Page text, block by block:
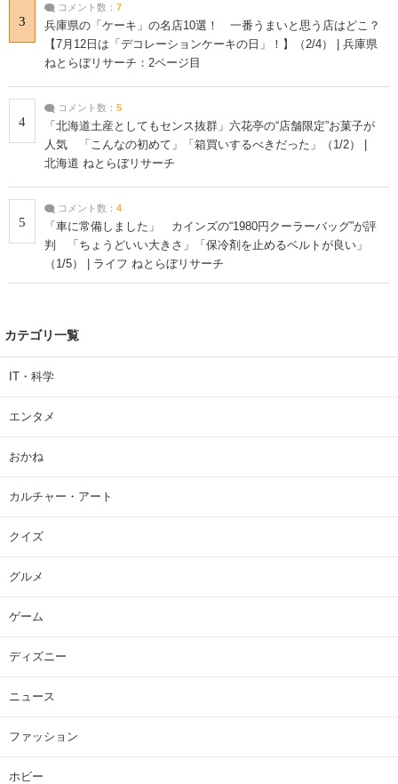
3
コメント数： 7
兵庫県の「ケーキ」の名店10選！ 一番うまいと思う店はどこ？
【7月12日は「デコレーションケーキの日」！】（2/4） | 兵庫県
ねとらぼリサーチ：2ページ目
4
コメント数： 5
「北海道土産としてもセンス抜群」六花亭の“店舗限定”お菓子が
人気 「こんなの初めて」「箱買いするべきだった」（1/2） |
北海道 ねとらぼリサーチ
5
コメント数： 4
「車に常備しました」 カインズの“1980円クーラーバッグ”が評
判 「ちょうどいい大きさ」「保冷剤を止めるベルトが良い」
（1/5） | ライフ ねとらぼリサーチ
カテゴリ一覧
IT・科学
エンタメ
おかね
カルチャー・アート
クイズ
グルメ
ゲーム
ディズニー
ニュース
ファッション
ホビー